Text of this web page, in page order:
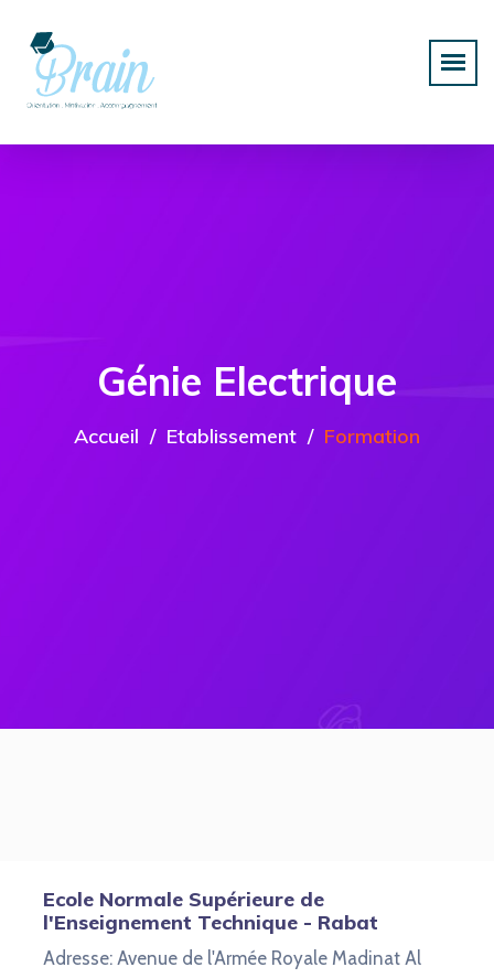
Génie Electrique
Accueil Etablissement Formation
Ecole Normale Supérieure de
l'Enseignement Technique - Rabat
Adresse: Avenue de l'Armée Royale Madinat Al